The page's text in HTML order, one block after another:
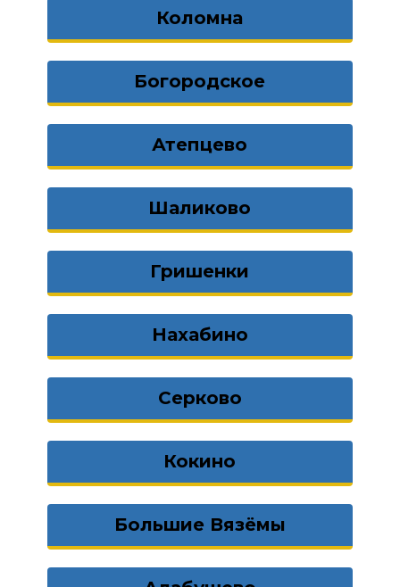
Коломна
Богородское
Атепцево
Шаликово
Гришенки
Нахабино
Серково
Кокино
Большие Вязёмы